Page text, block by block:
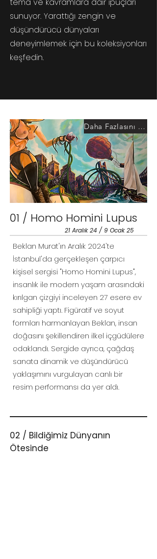
sunuyor. Yarattığı zengin ve
düşündürücü dünyaları
deneyimlemek için bu koleksiyonları
keşfedin.
Daha Fazlasını Görüntüle
01 / Homo Homini Lupus
21 Aralık 24 / 9 Ocak 25
Beklan Murat'ın Aralık 2024'te
İstanbul'da gerçekleşen çarpıcı
kişisel sergisi "Homo Homini Lupus",
insanlık ile modern yaşam arasındaki
kırılgan çizgiyi inceleyen 27 esere ev
sahipliği yaptı. Figüratif ve soyut
formları harmanlayan Beklan, insan
doğasını şekillendiren ilkel içgüdülere
odaklandı. Sergide ayrıca, çağdaş
sanata dinamik ve düşündürücü
yaklaşımını vurgulayan canlı bir
resim performansı da yer aldı.
02 / Bildiğimiz Dünyanın
Ötesinde